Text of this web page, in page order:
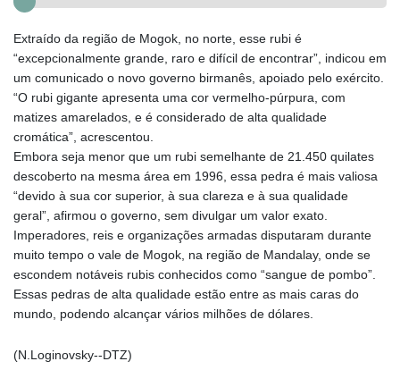
Extraído da região de Mogok, no norte, esse rubi é
“excepcionalmente grande, raro e difícil de encontrar”, indicou em
um comunicado o novo governo birmanês, apoiado pelo exército.
“O rubi gigante apresenta uma cor vermelho-púrpura, com
matizes amarelados, e é considerado de alta qualidade
cromática”, acrescentou.
Embora seja menor que um rubi semelhante de 21.450 quilates
descoberto na mesma área em 1996, essa pedra é mais valiosa
“devido à sua cor superior, à sua clareza e à sua qualidade
geral”, afirmou o governo, sem divulgar um valor exato.
Imperadores, reis e organizações armadas disputaram durante
muito tempo o vale de Mogok, na região de Mandalay, onde se
escondem notáveis rubis conhecidos como “sangue de pombo”.
Essas pedras de alta qualidade estão entre as mais caras do
mundo, podendo alcançar vários milhões de dólares.
(N.Loginovsky--DTZ)